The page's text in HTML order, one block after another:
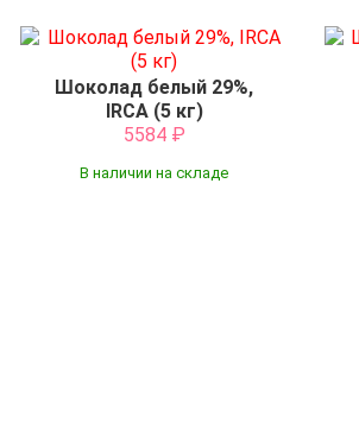
Шоколад белый 29%,
IRCA (5 кг)
5584 ₽
В наличии на складе